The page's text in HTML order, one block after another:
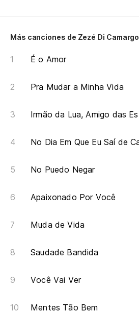
Más canciones de Zezé Di
É o Amor
Pra Mudar a Minha Vida
Irmão da Lua, Amigo das
No Dia Em Que Eu Saí de
No Puedo Negar
Apaixonado Por Você
Muda de Vida
Saudade Bandida
Você Vai Ver
Mentes Tão Bem